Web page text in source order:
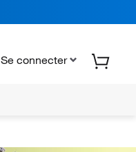
Se connecter